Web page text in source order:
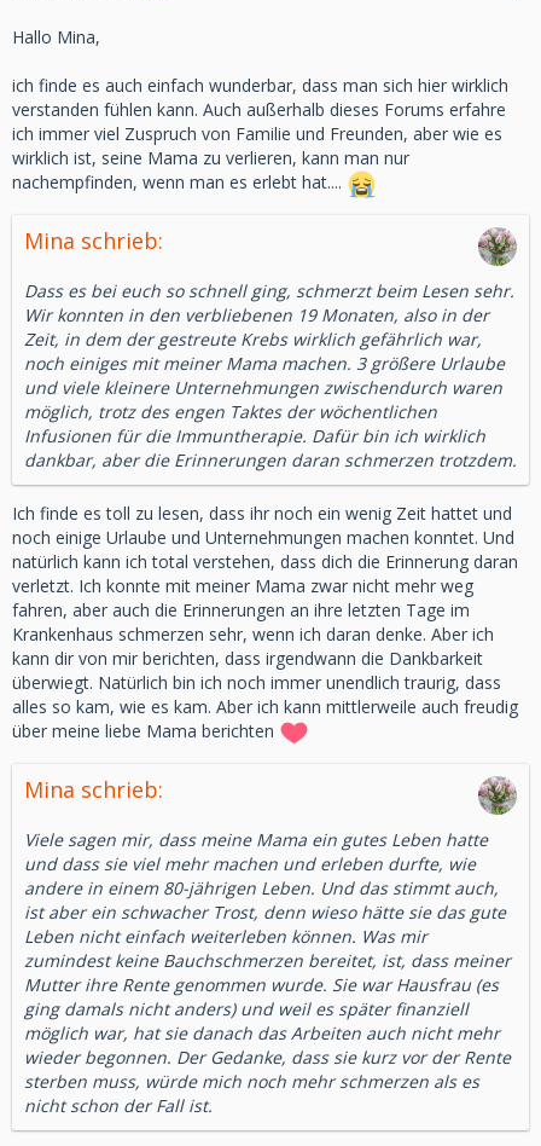
Hallo Mina,
ich finde es auch einfach wunderbar, dass man sich hier wirklich
verstanden fühlen kann. Auch außerhalb dieses Forums erfahre
ich immer viel Zuspruch von Familie und Freunden, aber wie es
wirklich ist, seine Mama zu verlieren, kann man nur
nachempfinden, wenn man es erlebt hat....
Mina schrieb:
Dass es bei euch so schnell ging, schmerzt beim Lesen sehr.
Wir konnten in den verbliebenen 19 Monaten, also in der
Zeit, in dem der gestreute Krebs wirklich gefährlich war,
noch einiges mit meiner Mama machen. 3 größere Urlaube
und viele kleinere Unternehmungen zwischendurch waren
möglich, trotz des engen Taktes der wöchentlichen
Infusionen für die Immuntherapie. Dafür bin ich wirklich
dankbar, aber die Erinnerungen daran schmerzen trotzdem.
Ich finde es toll zu lesen, dass ihr noch ein wenig Zeit hattet und
noch einige Urlaube und Unternehmungen machen konntet. Und
natürlich kann ich total verstehen, dass dich die Erinnerung daran
verletzt. Ich konnte mit meiner Mama zwar nicht mehr weg
fahren, aber auch die Erinnerungen an ihre letzten Tage im
Krankenhaus schmerzen sehr, wenn ich daran denke. Aber ich
kann dir von mir berichten, dass irgendwann die Dankbarkeit
überwiegt. Natürlich bin ich noch immer unendlich traurig, dass
alles so kam, wie es kam. Aber ich kann mittlerweile auch freudig
über meine liebe Mama berichten
Mina schrieb:
Viele sagen mir, dass meine Mama ein gutes Leben hatte
und dass sie viel mehr machen und erleben durfte, wie
andere in einem 80-jährigen Leben. Und das stimmt auch,
ist aber ein schwacher Trost, denn wieso hätte sie das gute
Leben nicht einfach weiterleben können. Was mir
zumindest keine Bauchschmerzen bereitet, ist, dass meiner
Mutter ihre Rente genommen wurde. Sie war Hausfrau (es
ging damals nicht anders) und weil es später finanziell
möglich war, hat sie danach das Arbeiten auch nicht mehr
wieder begonnen. Der Gedanke, dass sie kurz vor der Rente
sterben muss, würde mich noch mehr schmerzen als es
nicht schon der Fall ist.